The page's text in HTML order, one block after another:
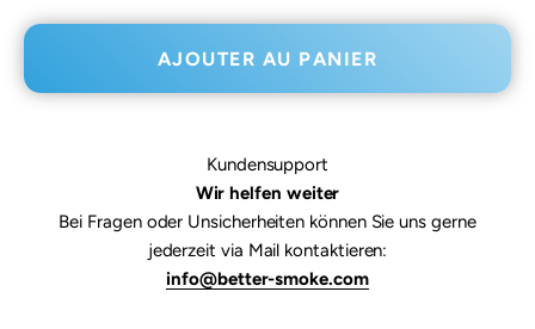
AJOUTER AU PANIER
Kundensupport
Wir helfen weiter
Bei Fragen oder Unsicherheiten können Sie uns gerne
jederzeit via Mail kontaktieren:
info@better-smoke.com